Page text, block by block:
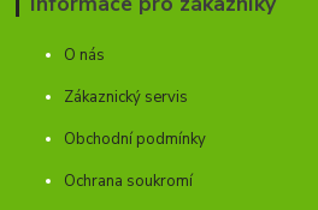
O nás
Zákaznický servis
Obchodní podmínky
Ochrana soukromí